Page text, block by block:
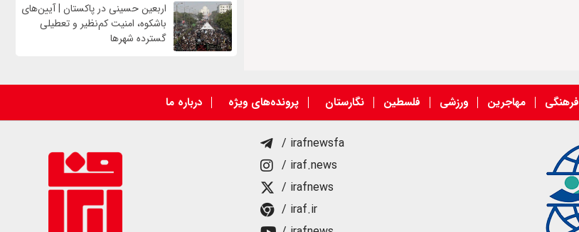
اربعین حسینی در پاکستان | آیین‌های
باشکوه، امنیت کم‌نظیر و تعطیلی
گسترده شهرها
فرهنگی مهاجرین ورزشی فلسطین نگارستان پرونده‌های ویژه درباره ما
/ irafnewsfa
/ iraf.news
/ irafnews
/ iraf.ir